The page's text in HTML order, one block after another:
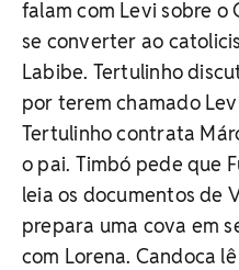
falam com Levi sobre o
se converter ao
Labibe. Tertulinho
por terem chamado
Tertulinho contrata
o pai. Timbó pede que
leia os documentos de
prepara uma cova em
com Lorena. Candoca